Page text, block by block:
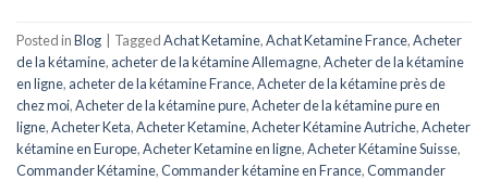
Posted inBlog TaggedAchat Ketamine,Achat Ketamine France,Acheter
de la kétamine, acheter de la kétamine Allemagne,Acheter de la kétamine
en ligne, acheter de la kétamine France,Acheter de la kétamine près de
chez moi,Acheter de la kétamine pure,Acheter de la kétamine pure en
ligne,Acheter Keta,Acheter Ketamine,Acheter Kétamine Autriche,Acheter
kétamine en Europe,Acheter Ketamine en ligne,Acheter Kétamine Suisse,
Commander Kétamine,Commander kétamine en France,Commander